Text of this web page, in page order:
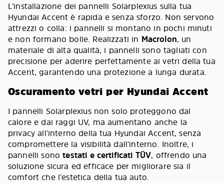
L’installazione dei pannelli Solarplexius sulla tua
Hyundai Accent è rapida e senza sforzo. Non servono
attrezzi o colla: i pannelli si montano in pochi minuti
e non formano bolle. Realizzati in Macrolon, un
materiale di alta qualità, i pannelli sono tagliati con
precisione per aderire perfettamente ai vetri della tua
Accent, garantendo una protezione a lunga durata.
Oscuramento vetri per Hyundai Accent
I pannelli Solarplexius non solo proteggono dal
calore e dai raggi UV, ma aumentano anche la
privacy all’interno della tua Hyundai Accent, senza
compromettere la visibilità dall’interno. Inoltre, i
pannelli sonotestati e certificati TÜV, offrendo una
soluzione sicura ed efficace per migliorare sia il
comfort che l’estetica della tua auto.